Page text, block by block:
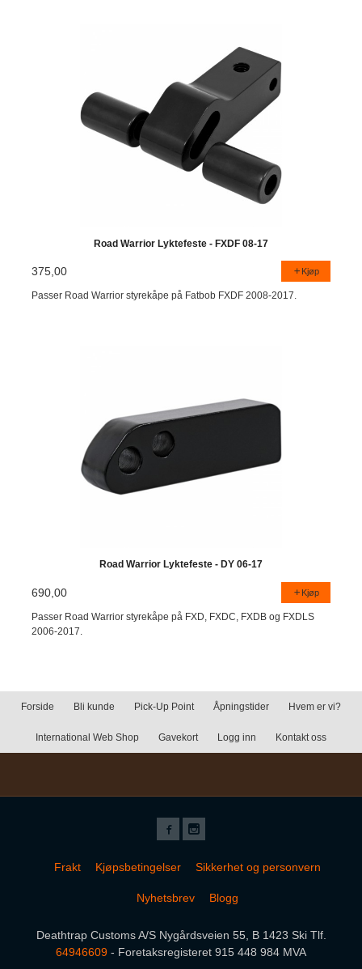
Road Warrior Lyktefeste - FXDF 08-17
375,00 Kjøp
Passer Road Warrior styrekåpe på Fatbob FXDF 2008-2017.
Road Warrior Lyktefeste - DY 06-17
690,00 Kjøp
Passer Road Warrior styrekåpe på FXD, FXDC, FXDB og FXDLS
2006-2017.
Forside Bli kunde Pick-Up Point Åpningstider Hvem er vi?
International Web Shop Gavekort Logg inn Kontakt oss
Frakt Kjøpsbetingelser Sikkerhet og personvern
Nyhetsbrev Blogg
Deathtrap Customs A/S Nygårdsveien 55, B 1423 Ski Tlf.
64946609 - Foretaksregisteret 915 448 984 MVA